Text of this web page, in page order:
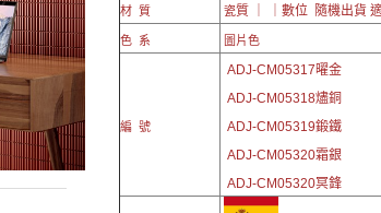
材 質 瓷質 ｜ ｜數位 隨機出貨
色 系 圖片色
編 號
ADJ-CM05317曜金
ADJ-CM05318燼銅
ADJ-CM05319鍛鐵
ADJ-CM05320霜銀
ADJ-CM05320冥鋒